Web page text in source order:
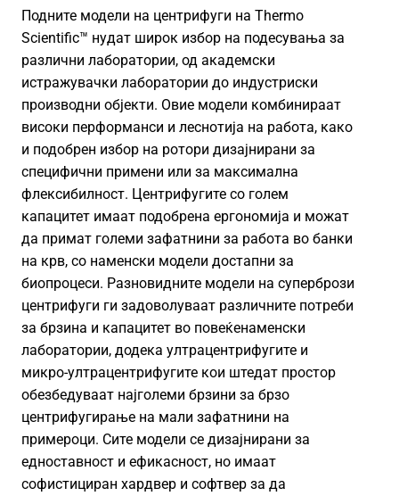
Подните модели на центрифуги на Thermo
Scientific™ нудат широк избор на подесувања за
различни лаборатории, од академски
истражувачки лаборатории до индустриски
производни објекти. Овие модели комбинираат
високи перформанси и леснотија на работа, како
и подобрен избор на ротори дизајнирани за
специфични примени или за максимална
флексибилност. Центрифугите со голем
капацитет имаат подобрена ергономија и можат
да примат големи зафатнини за работа во банки
на крв, со наменски модели достапни за
биопроцеси. Разновидните модели на супербрози
центрифуги ги задоволуваат различните потреби
за брзина и капацитет во повеќенаменски
лаборатории, додека ултрацентрифугите и
микро-ултрацентрифугите кои штедат простор
обезбедуваат најголеми брзини за брзо
центрифугирање на мали зафатнини на
примероци. Сите модели се дизајнирани за
едноставност и ефикасност, но имаат
софистициран хардвер и софтвер за да